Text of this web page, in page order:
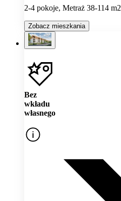
2-4 pokoje, Metraż 38-114 m2
Zobacz mieszkania
Bez
wkładu
własnego